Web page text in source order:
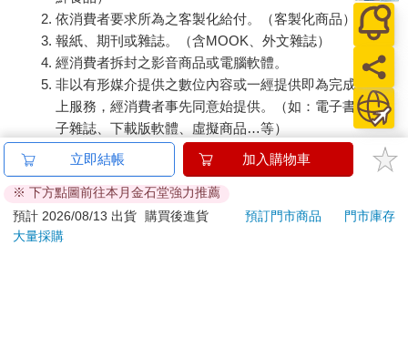
依消費者要求所為之客製化給付。（客製化商品）
報紙、期刊或雜誌。（含MOOK、外文雜誌）
經消費者拆封之影音商品或電腦軟體。
非以有形媒介提供之數位內容或一經提供即為完成之線
上服務，經消費者事先同意始提供。（如：電子書、電
子雜誌、下載版軟體、虛擬商品…等）
已拆封之個人衛生用品。（如：內衣褲、刮鬍刀、除毛
若非上列種類商品，均享有到貨7天的猶豫期（含例假
日）。
辦理退換貨時，商品（組合商品恕無法接受單獨退貨）必須
立即結帳 加入購物車
※ 下方點圖前往本月金石堂強力推薦
預計 2026/08/13 出貨
購買後進貨 預訂門市商品
門市庫存
大量採購